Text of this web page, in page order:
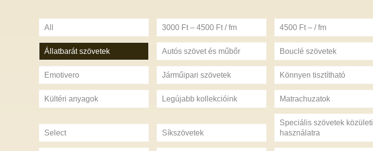
All 3000 Ft – 4500 Ft / fm 4500 Ft – / fm
Állatbarát szövetek Autós szövet és műbőr Bouclé szövetek
Emotivero Járműipari szövetek Könnyen tisztítható
Kültéri anyagok Legújabb kollekcióink Matrachuzatok
Select Síkszövetek
Speciális szövetek közületi
használatra